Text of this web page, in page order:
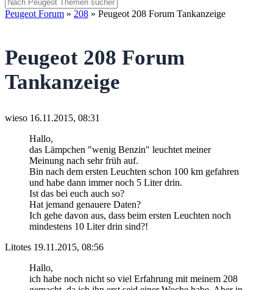
Peugeot Forum » 208 » Peugeot 208 Forum Tankanzeige
Peugeot 208 Forum
Tankanzeige
wieso 16.11.2015, 08:31
Hallo,
das Lämpchen "wenig Benzin" leuchtet meiner
Meinung nach sehr früh auf.
Bin nach dem ersten Leuchten schon 100 km gefahren
und habe dann immer noch 5 Liter drin.
Ist das bei euch auch so?
Hat jemand genauere Daten?
Ich gehe davon aus, dass beim ersten Leuchten noch
mindestens 10 Liter drin sind?!
Litotes 19.11.2015, 08:56
Hallo,
ich habe noch nicht so viel Erfahrung mit meinem 208